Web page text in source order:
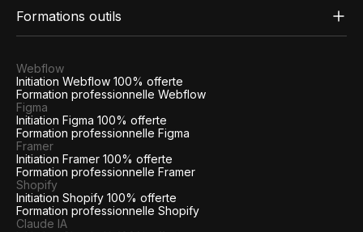
Formations outils
Webflow
Initiation Webflow 100% offerte
Formation professionnelle Webflow
Figma
Initiation Figma 100% offerte
Formation professionnelle Figma
Framer
Initiation Framer 100% offerte
Formation professionnelle Framer
Shopify
Initiation Shopify 100% offerte
Formation professionnelle Shopify
Claude IA